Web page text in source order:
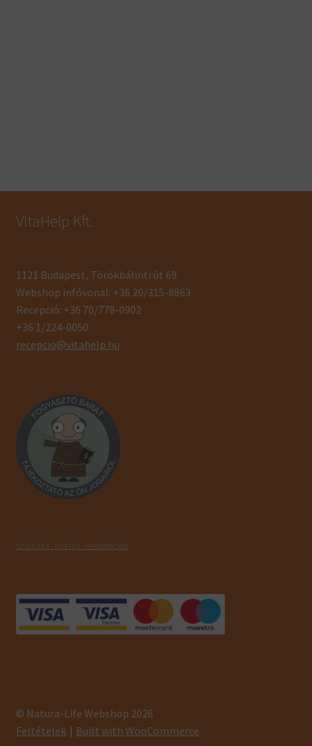
VitaHelp Kft.
1121 Budapest, Törökbálinti út 69.
Webshop infóvonal: +36 20/315-8863
Recepció: +36 70/778-0902
+36 1/224-0050
recepcio@vitahelp.hu
SZÁLLÍTÁS - FIZETÉS - INFORMÁCIÓK
© Natura-Life Webshop 2026
Feltételek
Built with WooCommerce.